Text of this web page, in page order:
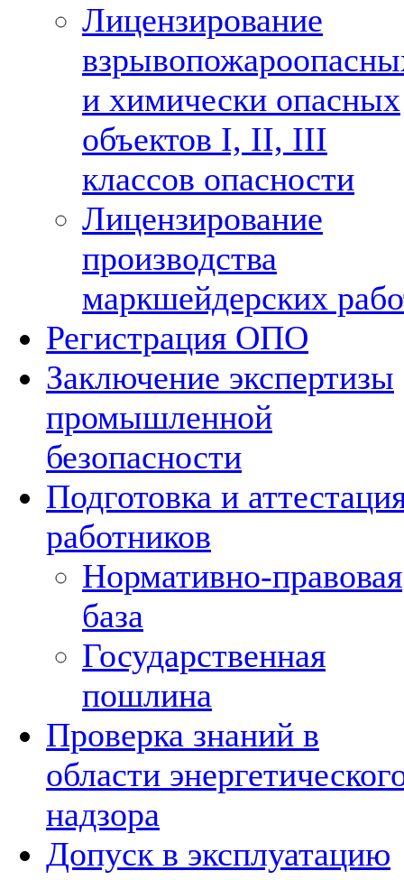
Лицензирование
и химически опасных
объектов I, II, III
классов опасности
Лицензирование
производства
маркшейдерских
Регистрация ОПО
Заключение экспертизы
промышленной
безопасности
Подготовка и
работников
Нормативно-правовая
база
Государственная
пошлина
Проверка знаний в
области
надзора
Допуск в эксплуатацию